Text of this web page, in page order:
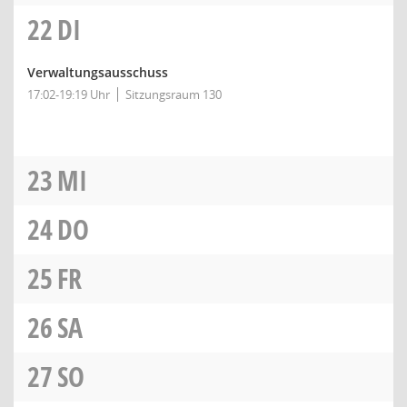
22DI
Verwaltungsausschuss
17:02-19:19 Uhr Sitzungsraum 130
23MI
24DO
25FR
26SA
27SO